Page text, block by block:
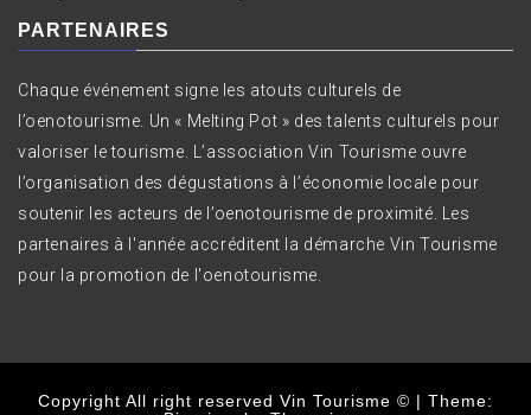
PARTENAIRES
Chaque événement signe les atouts culturels de
l’oenotourisme. Un « Melting Pot » des talents culturels pour
valoriser le tourisme. L’association Vin Tourisme ouvre
l’organisation des dégustations à l’économie locale pour
soutenir les acteurs de l’oenotourisme de proximité. Les
partenaires à l'année accréditent la démarche Vin Tourisme
pour la promotion de l'oenotourisme.
Copyright All right reserved Vin Tourisme © | Theme: